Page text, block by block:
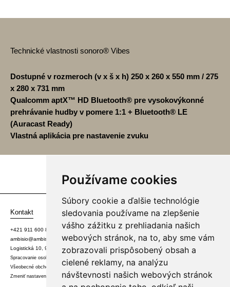
Používame cookies
Súbory cookie a ďalšie technológie
sledovania používame na zlepšenie
vášho zážitku z prehliadania našich
webových stránok, na to, aby sme vám
zobrazovali prispôsobený obsah a
cielené reklamy, na analýzu
návštevnosti našich webových stránok
Technické vlastnosti sonoro® Vibes
Dostupné v rozmeroch (v x š x h) 250 x 260 x 550 mm / 275
x 280 x 731 mm
Qualcomm aptX™ HD Bluetooth® pre vysokovýkonné
prehrávanie hudby v pomere 1:1 + Bluetooth® LE
(Auracast Ready)
Vlastná aplikácia pre nastavenie zvuku
Kontakt
+421 911 600 881
ambisio@ambisio.sk
Logistická 10, 917 01 Trnava - osobné stretnutie možné po telefonickej dohode
Spracovanie osobných údajov
Všeobecné obchodné podmienky
Zmeniť nastavenia Cookies